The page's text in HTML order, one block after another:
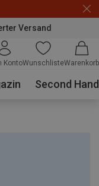
Versand
KontoWunschlisteWarenkorb
Second Hand